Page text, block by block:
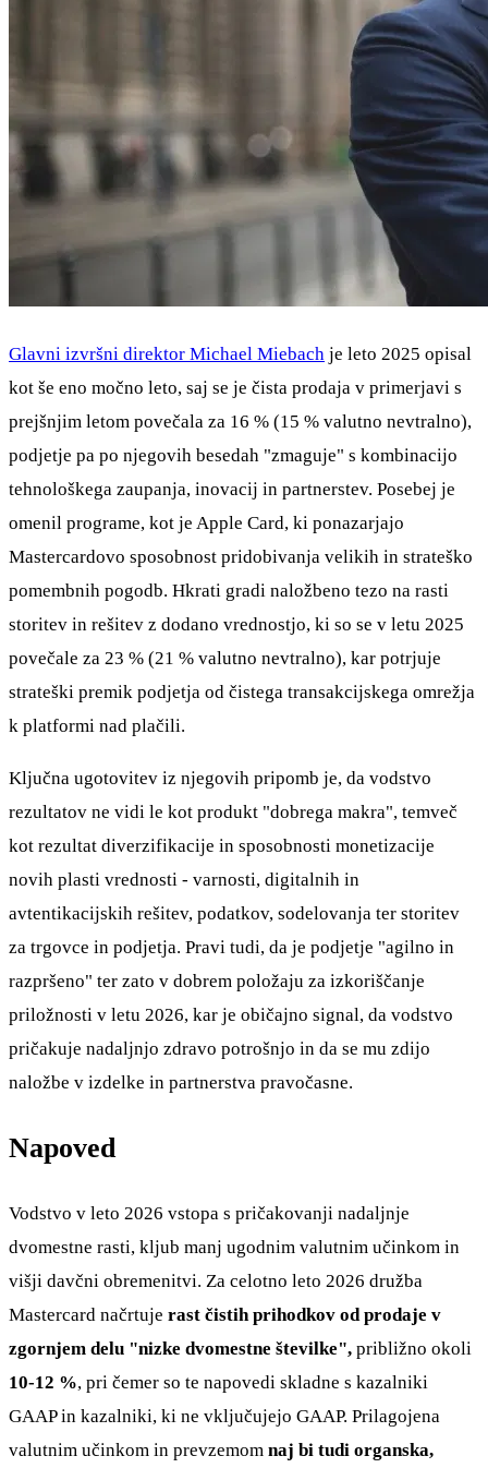
Glavni izvršni direktor Michael Miebach je leto 2025 opisal
kot še eno močno leto, saj se je čista prodaja v primerjavi s
prejšnjim letom povečala za 16 % (15 % valutno nevtralno),
podjetje pa po njegovih besedah "zmaguje" s kombinacijo
tehnološkega zaupanja, inovacij in partnerstev. Posebej je
omenil programe, kot je Apple Card, ki ponazarjajo
Mastercardovo sposobnost pridobivanja velikih in strateško
pomembnih pogodb. Hkrati gradi naložbeno tezo na rasti
storitev in rešitev z dodano vrednostjo, ki so se v letu 2025
povečale za 23 % (21 % valutno nevtralno), kar potrjuje
strateški premik podjetja od čistega transakcijskega omrežja
k platformi nad plačili.
Ključna ugotovitev iz njegovih pripomb je, da vodstvo
rezultatov ne vidi le kot produkt "dobrega makra", temveč
kot rezultat diverzifikacije in sposobnosti monetizacije
novih plasti vrednosti - varnosti, digitalnih in
avtentikacijskih rešitev, podatkov, sodelovanja ter storitev
za trgovce in podjetja. Pravi tudi, da je podjetje "agilno in
razpršeno" ter zato v dobrem položaju za izkoriščanje
priložnosti v letu 2026, kar je običajno signal, da vodstvo
pričakuje nadaljnjo zdravo potrošnjo in da se mu zdijo
naložbe v izdelke in partnerstva pravočasne.
Napoved
Vodstvo v leto 2026 vstopa s pričakovanji nadaljnje
dvomestne rasti, kljub manj ugodnim valutnim učinkom in
višji davčni obremenitvi. Za celotno leto 2026 družba
Mastercard načrtuje rast čistih prihodkov od prodaje v
zgornjem delu "nizke dvomestne številke", približno okoli
10-12 %, pri čemer so te napovedi skladne s kazalniki
GAAP in kazalniki, ki ne vključujejo GAAP. Prilagojena
valutnim učinkom in prevzemom naj bi tudi organska,